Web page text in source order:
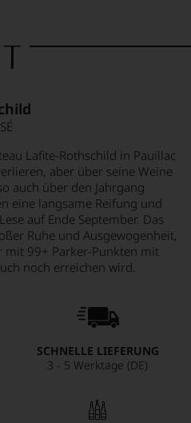
Lafite-Rothschild in Pauillac
aber über seine Weine
auch über den Jahrgang
eine langsame Reifung und
auf Ende September. Das
Ruhe und Ausgewogenheit,
mit 99+ Parker-Punkten mit
noch erreichen wird.
SCHNELLE LIEFERUNG
3 - 5 Werktage (DE)